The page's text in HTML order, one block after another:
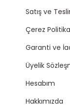
Satış ve
Çerez
Garanti ve
Üyelik
Hesabım
Hakkımızda